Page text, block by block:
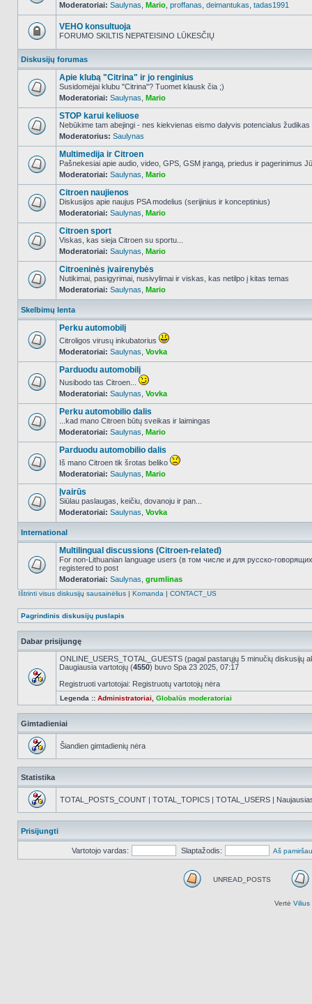
NO_UNREAD_POSTS
Moderatoriai: Saulynas Mario proffanas deimantukas tadas1991
užrakintas
VEHO konsultuoja
FORUMO SKILTIS NEPATEISINO LŪKESČIŲ
Diskusijų forumas
NO_UNREAD_POSTS
Apie klubą "Citrina" ir jo renginius
Susidomėjai klubu "Citrina"? Tuomet klausk čia ;)
Moderatoriai: Saulynas Mario
NO_UNREAD_POSTS
STOP karui keliuose
Nebūkime tam abejingi - nes kiekvienas eismo dalyvis potencialus žudikas
Moderatorius: Saulynas
NO_UNREAD_POSTS
Multimedija ir Citroen
Pašnekesiai apie audio, video, GPS, GSM įrangą, priedus ir pagerinimus
Moderatoriai: Saulynas Mario
NO_UNREAD_POSTS
Citroen naujienos
Diskusijos apie naujus PSA modelius (serijinius ir konceptinius)
Moderatoriai: Saulynas Mario
NO_UNREAD_POSTS
Citroen sport
Viskas, kas sieja Citroen su sportu...
Moderatoriai: Saulynas Mario
NO_UNREAD_POSTS
Citroeninės įvairenybės
Nutikimai, pasigyrimai, nusivylimai ir viskas, kas netilpo į kitas temas
Moderatoriai: Saulynas Mario
Skelbimų lenta
NO_UNREAD_POSTS
Perku automobilį
Citroligos virusų inkubatorius
Moderatoriai: Saulynas Vovka
NO_UNREAD_POSTS
Parduodu automobilį
Nusibodo tas Citroen...
Moderatoriai: Saulynas Vovka
NO_UNREAD_POSTS
Perku automobilio dalis
...kad mano Citroen būtų sveikas ir laimingas
Moderatoriai: Saulynas Mario
NO_UNREAD_POSTS
Parduodu automobilio dalis
Iš mano Citroen tik šrotas beliko
Moderatoriai: Saulynas Mario
NO_UNREAD_POSTS
Įvairūs
Siūlau paslaugas, keičiu, dovanoju ir pan...
Moderatoriai: Saulynas Vovka
International
NO_UNREAD_POSTS
Multilingual discussions (Citroen-related)
For non-Lithuanian language users (в том числе и для русско-
registered to post
Moderatoriai: Saulynas grumlinas
Ištrinti visus diskusijų sausainėlius | Komanda | CONTACT_US
Pagrindinis diskusijų puslapis
Dabar prisijungę
ONLINE_USERS_TOTAL_GUESTS (pagal pastarųjų 5 minučių diskusijų
Daugiausia vartotojų (4550) buvo Spa 23 2025, 07:17
Registruoti vartotojai: Registruotų vartotojų nėra
Legenda :: Administratoriai Globalūs moderatoriai
Gimtadieniai
Šiandien gimtadienių nėra
Statistika
TOTAL_POSTS_COUNT | TOTAL_TOPICS | TOTAL_USERS |
Prisijungti
Vartotojo vardas: Slaptažodis: Aš
UNREAD_POSTS
Vertė Vilius